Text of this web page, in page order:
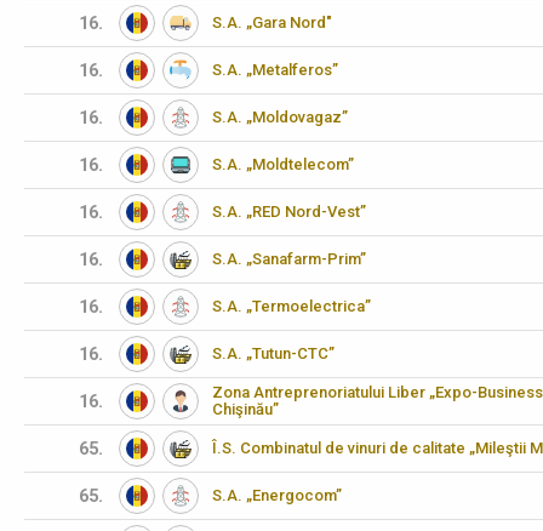
16. S.A. „Gara Nord"
16. S.A. „Metalferos”
16. S.A. „Moldovagaz”
16. S.A. „Moldtelecom”
16. S.A. „RED Nord-Vest”
16. S.A. „Sanafarm-Prim”
16. S.A. „Termoelectrica”
16. S.A. „Tutun-CTC”
16.
Zona Antreprenoriatului Liber „Expo-
Chişinău”
65. Î.S. Combinatul de vinuri de calitate „Mileştii
65. S.A. „Energocom”